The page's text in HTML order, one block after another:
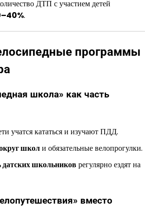
ДТП с участием детей
.
программы
школа» как часть
учатся кататься и изучают ПДД.
школи обязательные велопрогулки.
школьниковрегулярно ездят на
вместо